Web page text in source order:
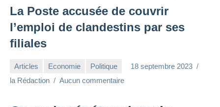
La Poste accusée de couvrir
l’emploi de clandestins par ses
filiales
Articles Economie Politique
18 septembre 2023
la Rédaction
Aucun commentaire